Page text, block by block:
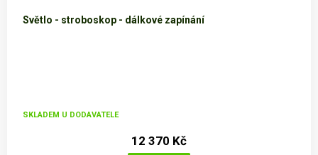
Světlo - stroboskop - dálkové zapínání
SKLADEM U DODAVATELE
12 370 Kč